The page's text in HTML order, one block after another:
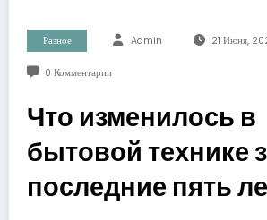
Разное Admin 21 Июня,
0 Комментарии
Что изменилось в
бытовой технике
последние пять